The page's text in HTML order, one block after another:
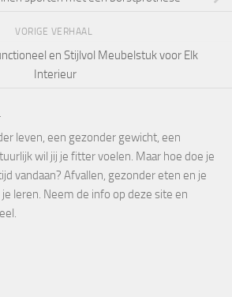
VORIGE VERHAAL
en Stijlvol Meubelstuk voor Elk
Interieur
leven, een gezonder gewicht, een
wil jij je fitter voelen. Maar hoe doe je
vandaan? Afvallen, gezonder eten en je
leren. Neem de info op deze site en